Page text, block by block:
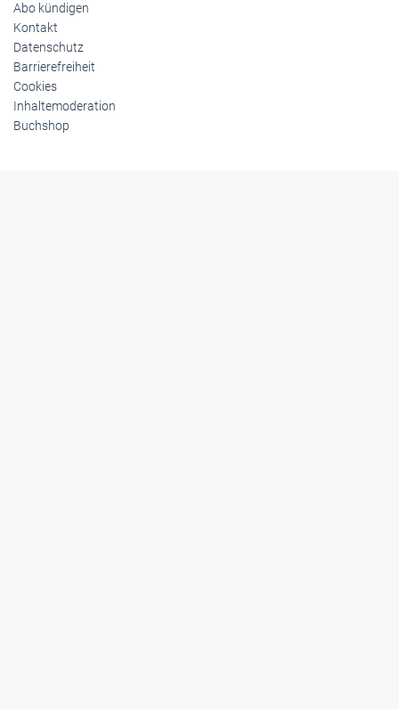
Abo kündigen
Kontakt
Datenschutz
Barrierefreiheit
Cookies
Inhaltemoderation
Buchshop